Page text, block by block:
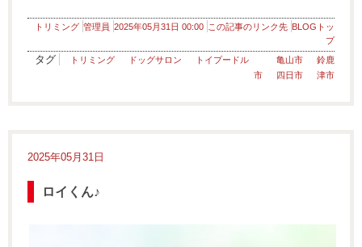
トリミング 管理員 2025年05月31日 00:00 この記事のリンク先 BLOGトッ
プ
タグ トリミング ドッグサロン トイプードル 亀山市
鈴鹿
市
四日市 津市
2025年05月31日
ロイくん♪